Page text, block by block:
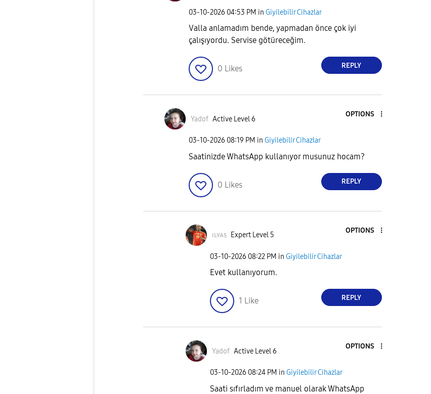
‎03-10-2026 04:53 PM in Giyilebilir Cihazlar
Valla anlamadım bende, yapmadan önce çok iyi
çalışıyordu. Servise götüreceğim.
0 Likes REPLY
Yadof Active Level 6
OPTIONS
‎03-10-2026 08:19 PM in Giyilebilir Cihazlar
Saatinizde WhatsApp kullanıyor musunuz hocam?
0 Likes REPLY
ɪʟʏᴀs Expert Level 5
OPTIONS
‎03-10-2026 08:22 PM in Giyilebilir Cihazlar
Evet kullanıyorum.
1 Like REPLY
Yadof Active Level 6
OPTIONS
‎03-10-2026 08:24 PM in Giyilebilir Cihazlar
Saati sıfırladım ve manuel olarak WhatsApp